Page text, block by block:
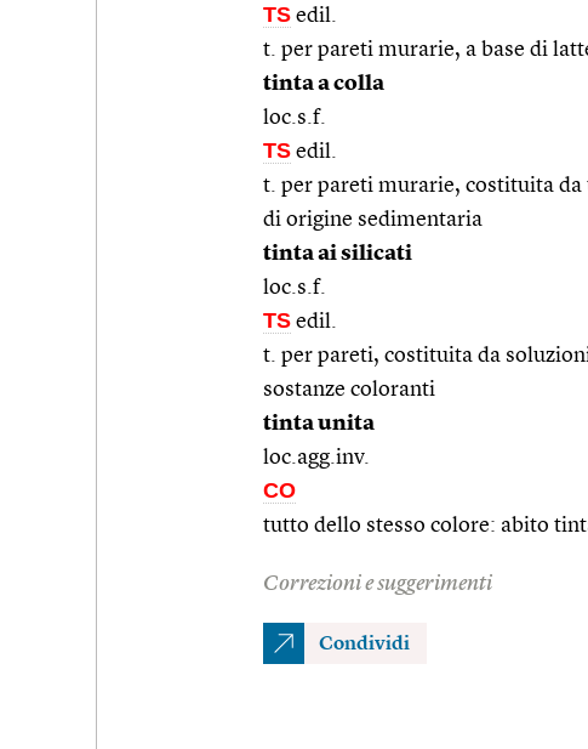
TS edil.
t. per pareti murarie, a base di
tinta a colla
loc.s.f.
TS edil.
t. per pareti murarie, costituita da
di origine sedimentaria
tinta ai silicati
loc.s.f.
TS edil.
t. per pareti, costituita da
sostanze coloranti
tinta unita
loc.agg.inv.
CO
tutto dello stesso colore: abito
Correzioni e suggerimenti
Condividi